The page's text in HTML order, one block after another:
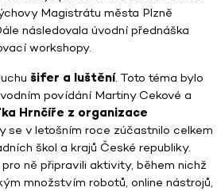
Magistrátu města Plzně
následovala úvodní přednáška
workshopy.
šifer a luštění. Toto téma bylo
povídání Martiny Cekové a
Hrnčíře z organizace
se v letošním roce zúčastnilo celkem
škol a krajů České republiky.
ně připravili aktivity, během nichž
množstvím robotů, online nástrojů,